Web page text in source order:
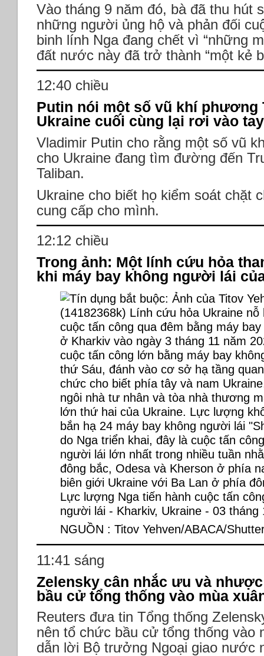
Vào tháng 9 năm đó, bà đã thu hút
những người ủng hộ và phản đối
binh lính Nga đang chết vì “những
đất nước này đã trở thành “một kẻ
12:40 chiều
Putin nói một số vũ khí phương
Ukraine cuối cùng lại rơi vào
Vladimir Putin cho rằng một số vũ
cho Ukraine đang tìm đường đến
Taliban.
Ukraine cho biết họ kiểm soát chặt
cung cấp cho mình.
12:12 chiều
Trong ảnh: Một lính cứu hỏa
khi máy bay không người lái
NGUỒN : Titov Yehven/ABACA/
11:41 sáng
Zelensky cân nhắc ưu và
bầu cử tổng thống vào mùa
Reuters đưa tin Tổng thống
nên tổ chức bầu cử tổng thống vào
dẫn lời Bộ trưởng Ngoại giao nước